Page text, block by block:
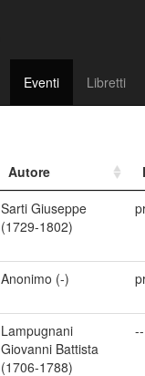
Eventi Libretti
Autore
Sarti Giuseppe
(1729-1802)
Anonimo (-)
Lampugnani
Giovanni Battista
(1706-1788)
--